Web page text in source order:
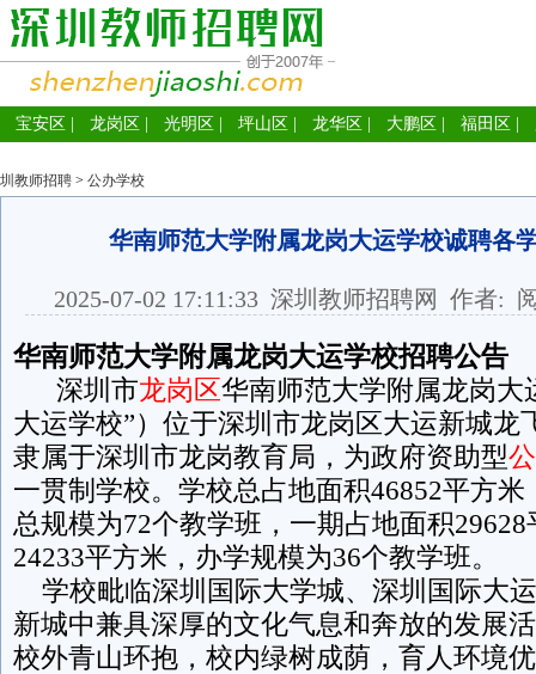
宝安区 龙岗区 光明区 坪山区 龙华区 大鹏区 福田区
圳教师招聘 > 公办学校
华南师范大学附属龙岗大运学校诚聘各
2025-07-02 17:11:33 深圳教师招聘网 作者:
华南师范大学附属龙岗大运学校招聘公告
深圳市龙岗区华南师范大学附属龙岗大
大运学校”）位于深圳市龙岗区大运新城龙
隶属于深圳市龙岗教育局，为政府资助型
一贯制学校。学校总占地面积46852平方
总规模为72个教学班，一期占地面积
24233平方米，办学规模为36个教学班。
学校毗临深圳国际大学城、深圳国际大
新城中兼具深厚的文化气息和奔放的发展
校外青山环抱，校内绿树成荫，育人环境